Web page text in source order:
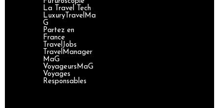
La Travel Tech
LuxuryTravelMa
G
Partez en
France
TravelJobs
TravelManager
MaG
VoyageursMaG
Voyages
Responsables